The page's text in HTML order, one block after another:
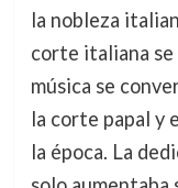
la nobleza
corte italiana se
música se
la corte papal y
la época. La